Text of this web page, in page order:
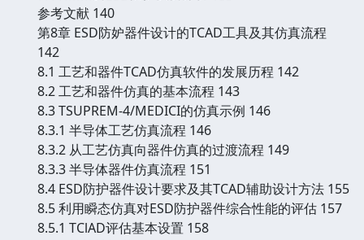
参考文献 140
第8章 ESD防妒器件设计的TCAD工具及其仿真流程
142
8.1 工艺和器件TCAD仿真软件的发展历程 142
8.2 工艺和器件仿真的基本流程 143
8.3 TSUPREM-4/MEDICI的仿真示例 146
8.3.1 半导体工艺仿真流程 146
8.3.2 从工艺仿真向器件仿真的过渡流程 149
8.3.3 半导体器件仿真流程 151
8.4 ESD防护器件设计要求及其TCAD辅助设计方法 155
8.5 利用瞬态仿真对ESD防护器件综合性能的评估 157
8.5.1 TClAD评估基本设置 158